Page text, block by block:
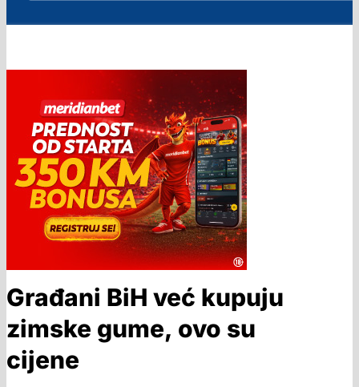
Građani BiH već kupuju
zimske gume, ovo su
cijene